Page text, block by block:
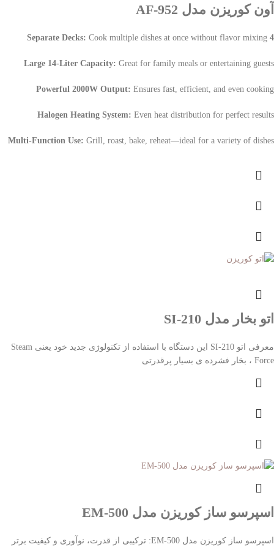
آون کوریزن مدل AF-952
4 Separate Decks:
Cook multiple dishes at once without flavor mixing
Large 14-Liter Capacity: Great for family meals or entertaining guests
Powerful 2000W Output: Ensures fast, efficient, and even cooking
Halogen Heating System: Even heat distribution for perfect results
Multi-Function Use: Grill, roast, bake, reheat—ideal for a variety of dishes
اتو بخار مدل SI-210
معرفی اتو SI-210 این دستگاه با استفاده از تکنولوژی جدید خود یعنی Steam
Force ، بخار فشرده ی بسیار پرقدرتی
اسپرسو ساز کوریزن مدل EM-500
اسپرسو ساز کوریزن مدل EM-500: ترکیبی از قدرت، نوآوری و کیفیت برتر